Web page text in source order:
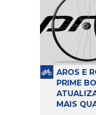
ser definida a
Squadra
Brasileiro de
2026,
dos Campos-
23 e 26 de
AROS E
PRIME
MAIS